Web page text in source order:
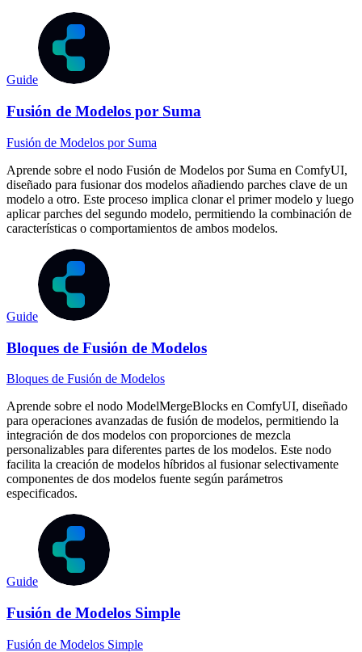
Guide
Fusión de Modelos por Suma
Fusión de Modelos por Suma
Aprende sobre el nodo Fusión de Modelos por Suma en ComfyUI,
diseñado para fusionar dos modelos añadiendo parches clave de un
modelo a otro. Este proceso implica clonar el primer modelo y luego
aplicar parches del segundo modelo, permitiendo la combinación de
características o comportamientos de ambos modelos.
Guide
Bloques de Fusión de Modelos
Bloques de Fusión de Modelos
Aprende sobre el nodo ModelMergeBlocks en ComfyUI, diseñado
para operaciones avanzadas de fusión de modelos, permitiendo la
integración de dos modelos con proporciones de mezcla
personalizables para diferentes partes de los modelos. Este nodo
facilita la creación de modelos híbridos al fusionar selectivamente
componentes de dos modelos fuente según parámetros
especificados.
Guide
Fusión de Modelos Simple
Fusión de Modelos Simple